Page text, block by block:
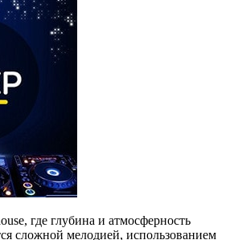
где глубина и атмосферность
сложной мелодией, использованием